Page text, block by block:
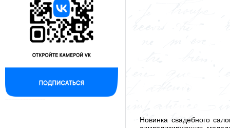
--------------------------
Новинка свадебного